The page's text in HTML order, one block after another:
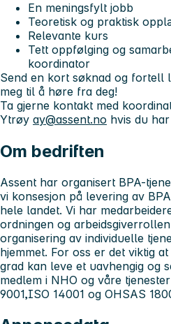
En meningsfylt jobb
Teoretisk og praktisk
Relevante kurs
Tett oppfølging og
koordinator
Send en kort søknad og fortell
meg til å høre fra deg!
Ta gjerne kontakt med
Ytrøy ay@assent.no hvis du
Om bedriften
Assent har organisert BPA-
vi konsesjon på levering av
hele landet. Vi har
ordningen og
organisering av individuelle
hjemmet. For oss er det viktig
grad kan leve et uavhengig og
medlem i NHO og våre
9001,ISO 14001 og OHSAS